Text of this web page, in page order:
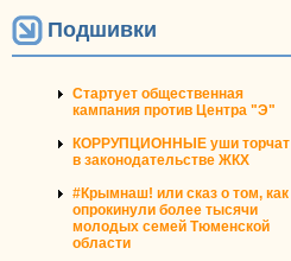
Подшивки
Стартует общественная
кампания против Центра "Э"
КОРРУПЦИОННЫЕ уши торчат
в законодательстве ЖКХ
#Крымнаш! или сказ о том, как
опрокинули более тысячи
молодых семей Тюменской
области